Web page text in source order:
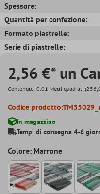
Spessore:
Quantità per confezione:
Formato piastrelle:
Serie di piastrelle:
2,56 €* un
Contenuto: 0.01 Metri quadrati
Codice prodotto:
In magazzino
Tempi di consegna 4-6
Colore: Marrone